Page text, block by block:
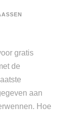
gratis
de
aan
Hoe